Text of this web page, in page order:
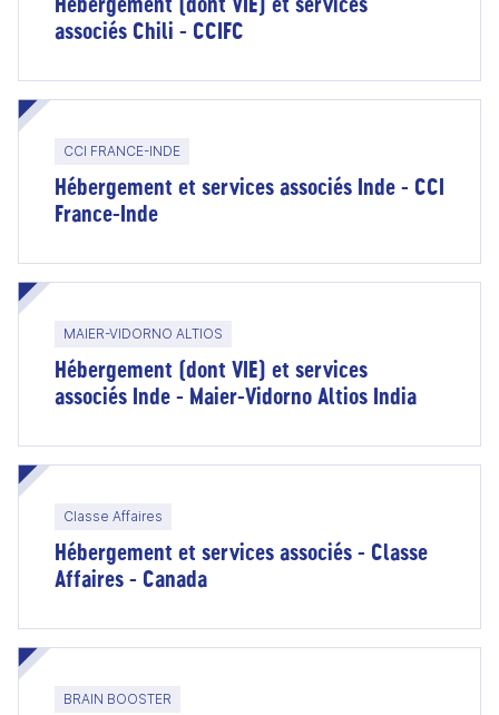
associés Chili - CCIFC
CCI FRANCE-INDE
Hébergement et services associés Inde - CCI
France-Inde
MAIER-VIDORNO ALTIOS
Hébergement (dont VIE) et services
associés Inde - Maier-Vidorno Altios India
Classe Affaires
Hébergement et services associés - Classe
Affaires - Canada
BRAIN BOOSTER